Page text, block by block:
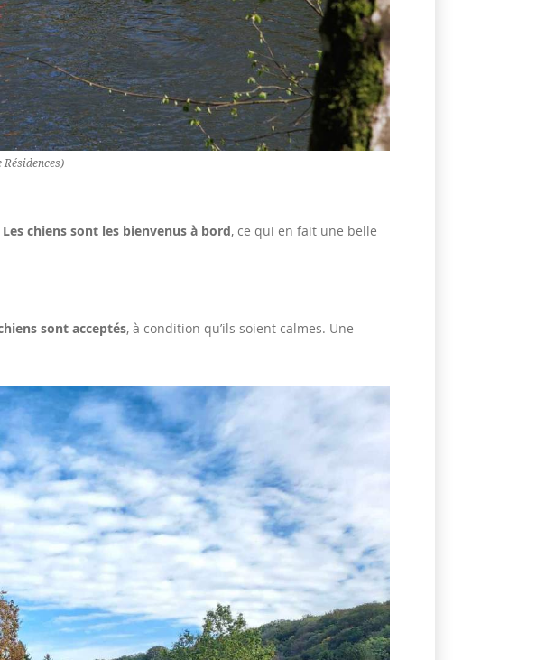
Les chiens sont les bienvenus à bord, ce qui en fait une belle
sont acceptés, à condition qu’ils soient calmes. Une